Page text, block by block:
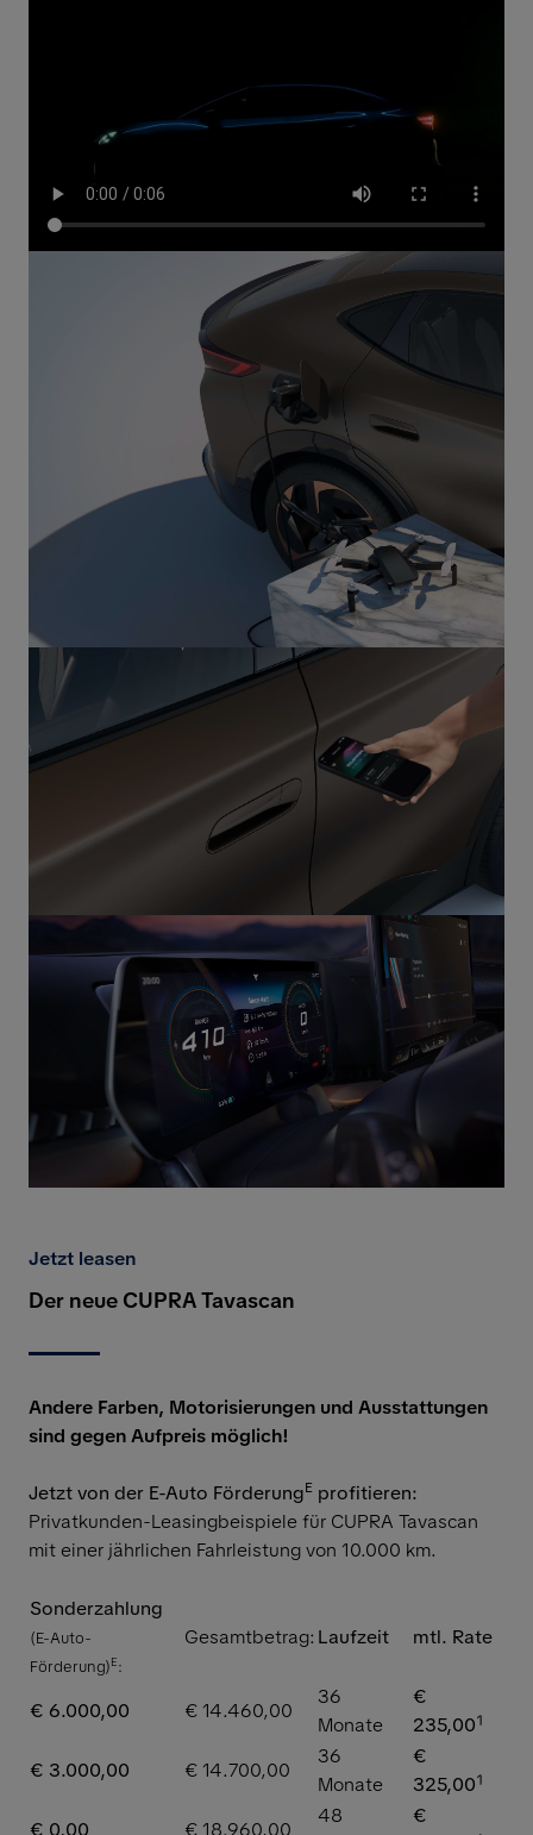
Jetzt leasen
Der neue CUPRA Tavascan
Andere Farben, Motorisierungen und Ausstattungen
sind gegen Aufpreis möglich!
Jetzt von der E-Auto FörderungE profitieren:
Privatkunden-Leasingbeispiele für CUPRA Tavascan
mit einer jährlichen Fahrleistung von 10.000 km.
Sonderzahlung
(E-Auto-
Förderung)E:
Gesamtbetrag: Laufzeit mtl. Rate
€ 6.000,00 € 14.460,00
36
Monate
€
235,00¹
€ 3.000,00
€ 14.700,00
36
Monate
€
325,00¹
€ 0,00
€ 18.960,00
48
€